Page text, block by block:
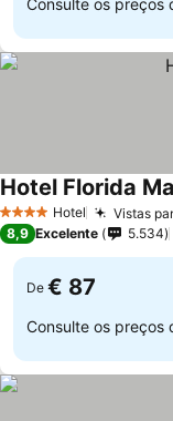
4 EstrelasHotel Vistas
Hotel Florida
8,9 Excelente 5.534
De € 87
Consulte os preços